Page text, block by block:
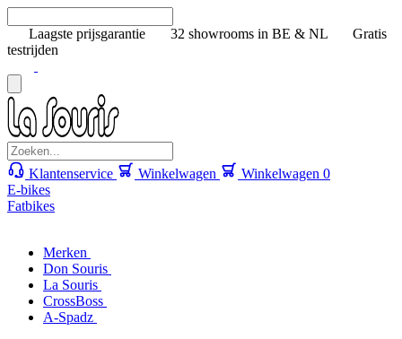
Laagste prijsgarantie 32 showrooms in BE & NL
Gratis
testrijden
Klantenservice Winkelwagen Winkelwagen 0
E-bikes
Fatbikes
Merken
Don Souris
La Souris
CrossBoss
A-Spadz